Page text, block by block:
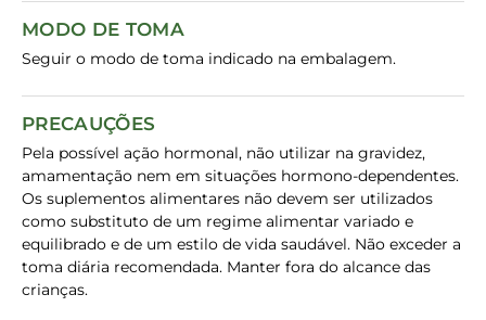
MODO DE TOMA
Seguir o modo de toma indicado na embalagem.
PRECAUÇÕES
Pela possível ação hormonal, não utilizar na gravidez,
amamentação nem em situações hormono-dependentes.
Os suplementos alimentares não devem ser utilizados
como substituto de um regime alimentar variado e
equilibrado e de um estilo de vida saudável. Não exceder a
toma diária recomendada. Manter fora do alcance das
crianças.